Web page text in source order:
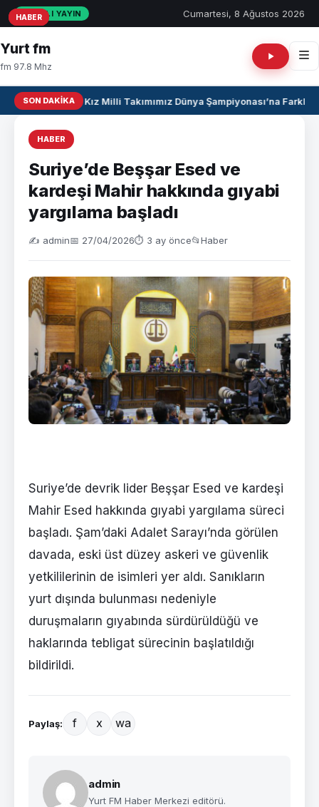
CANLI YAYIN Cumartesi, 8 Ağustos 2026
Yurt fm
fm 97.8 Mhz
SON DAKIKAU17 Kız Milli Takımımız Dünya Şampiyonası’na Farklı
HABER
Suriye’de Beşşar Esed ve
kardeşi Mahir hakkında gıyabi
yargılama başladı
✍️ admin📅 27/04/2026⏱ 3 ay önce📂Haber
Suriye’de devrik lider Beşşar Esed ve kardeşi
Mahir Esed hakkında gıyabi yargılama süreci
başladı. Şam’daki Adalet Sarayı’nda görülen
davada, eski üst düzey askeri ve güvenlik
yetkililerinin de isimleri yer aldı. Sanıkların
yurt dışında bulunması nedeniyle
duruşmaların gıyabında sürdürüldüğü ve
haklarında tebligat sürecinin başlatıldığı
bildirildi.
Paylaş: f x wa
admin
Yurt FM Haber Merkezi editörü.
HABER
HABER
HABER